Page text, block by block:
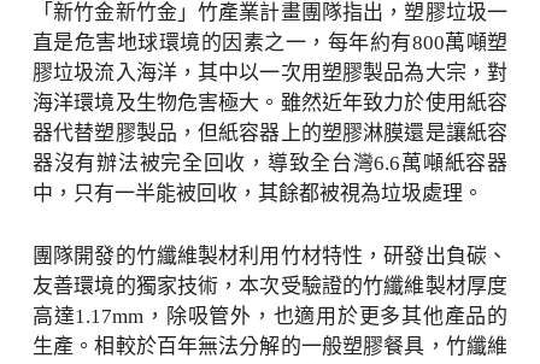
「新竹金新竹金」竹產業計畫團隊指出，塑膠垃圾一
直是危害地球環境的因素之一，每年約有800萬噸塑
膠垃圾流入海洋，其中以一次用塑膠製品為大宗，對
海洋環境及生物危害極大。雖然近年致力於使用紙容
器代替塑膠製品，但紙容器上的塑膠淋膜還是讓紙容
器沒有辦法被完全回收，導致全台灣6.6萬噸紙容器
中，只有一半能被回收，其餘都被視為垃圾處理。
團隊開發的竹纖維製材利用竹材特性，研發出負碳、
友善環境的獨家技術，本次受驗證的竹纖維製材厚度
高達1.17mm，除吸管外，也適用於更多其他產品的
生產。相較於百年無法分解的一般塑膠餐具，竹纖維